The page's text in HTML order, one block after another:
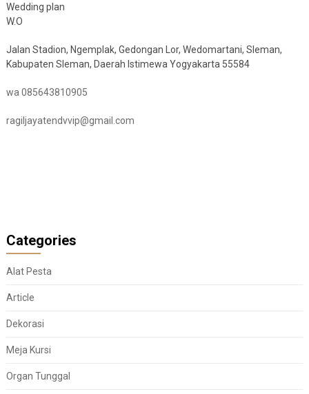
Wedding plan
W.O
Jalan Stadion, Ngemplak, Gedongan Lor, Wedomartani, Sleman,
Kabupaten Sleman, Daerah Istimewa Yogyakarta 55584
wa 085643810905
ragiljayatendvvip@gmail.com
Categories
Alat Pesta
Article
Dekorasi
Meja Kursi
Organ Tunggal